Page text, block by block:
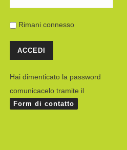
Rimani connesso
Hai dimenticato la password
comunicacelo tramite il
Form di contatto